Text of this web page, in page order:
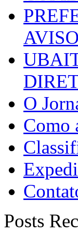
O
Como
Posts